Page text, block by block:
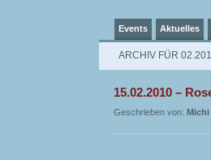
Events Aktuelles
ARCHIV FÜR
15.02.2010 –
Geschrieben von: Michi